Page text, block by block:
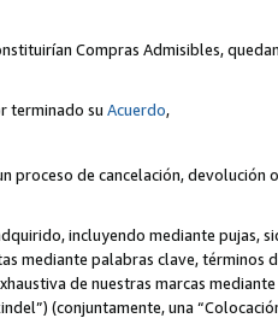
Compras Admisibles,
terminado su Acuerdo,
proceso de cancelación, devolución
incluyendo mediante pujas,
mediante palabras clave, términos
de nuestras marcas
(conjuntamente, una